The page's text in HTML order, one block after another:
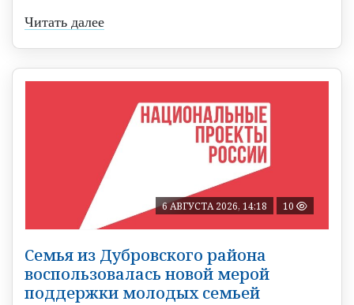
Читать далее
6 АВГУСТА 2026, 14:18 10
Семья из Дубровского района
воспользовалась новой мерой
поддержки молодых семьей